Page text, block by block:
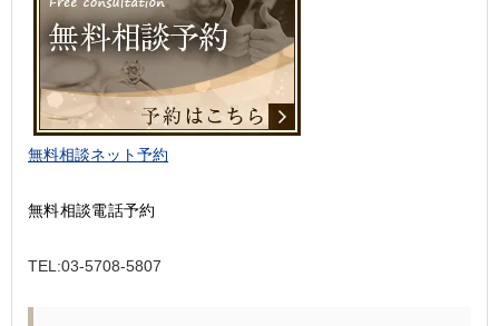
無料相談ネット予約
無料相談電話予約
TEL:03-5708-5807